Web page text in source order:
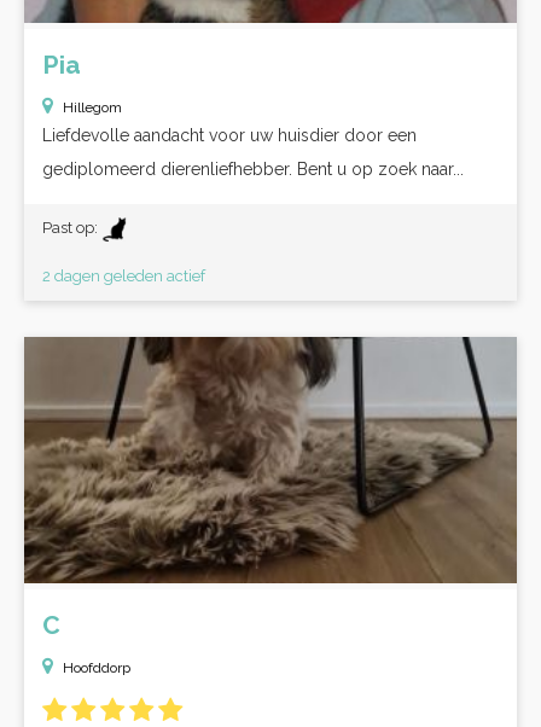
Pia
Hillegom
Liefdevolle aandacht voor uw huisdier door een
gediplomeerd dierenliefhebber. Bent u op zoek naar...
Past op:
2 dagen geleden actief
C
Hoofddorp